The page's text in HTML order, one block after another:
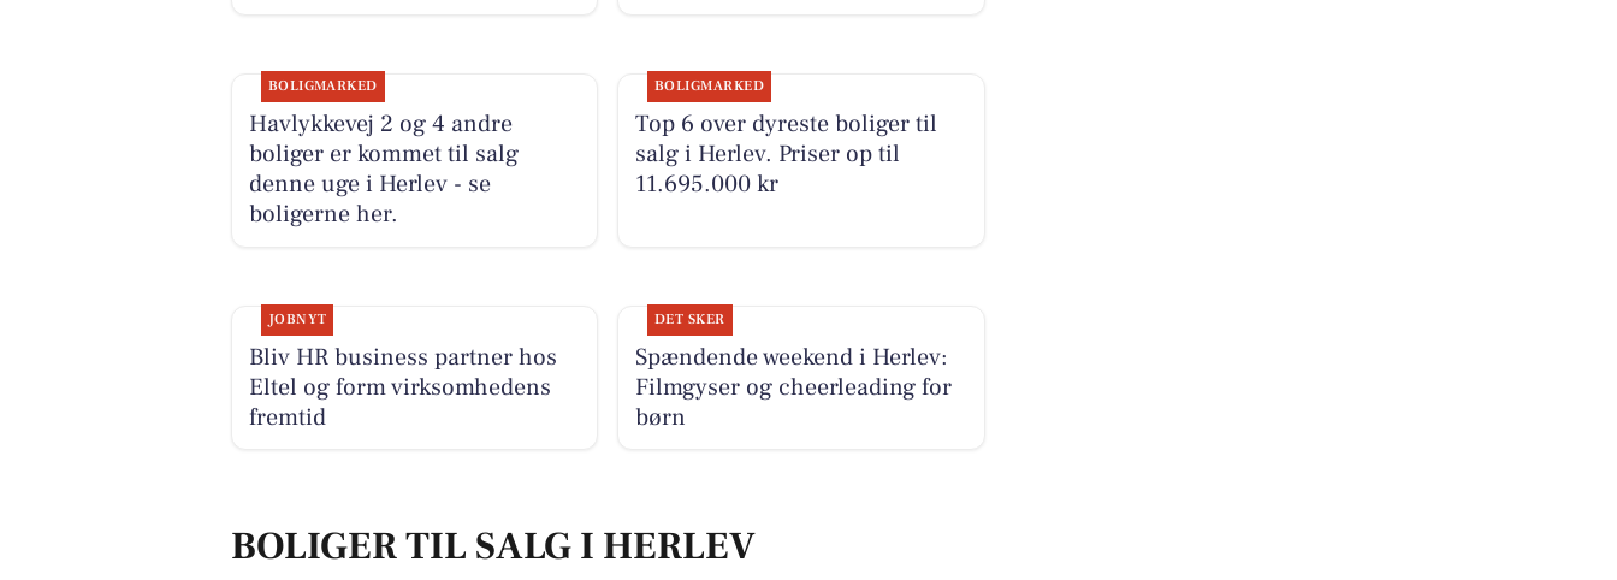
BOLIGMARKED
Havlykkevej 2 og 4 andre
boliger er kommet til salg
denne uge i Herlev - se
boligerne her.
BOLIGMARKED
Top 6 over dyreste boliger til
salg i Herlev. Priser op til
11.695.000 kr
JOBNYT
Bliv HR business partner hos
Eltel og form virksomhedens
fremtid
DET SKER
Spændende weekend i Herlev:
Filmgyser og cheerleading for
børn
BOLIGER TIL SALG I HERLEV